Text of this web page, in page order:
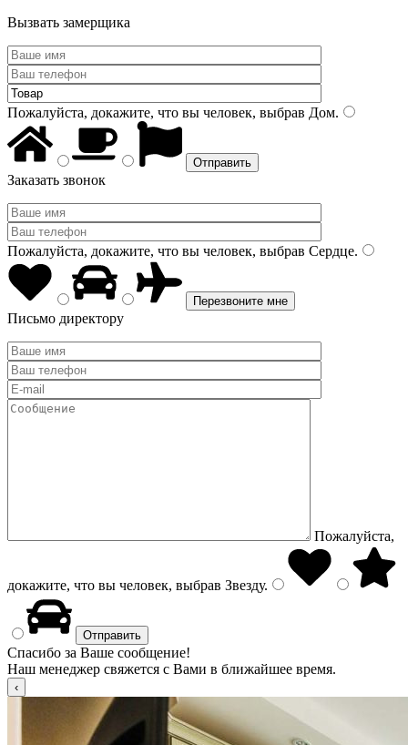
Вызвать замерщика
Пожалуйста, докажите, что вы человек, выбрав Дом.
Заказать звонок
Пожалуйста, докажите, что вы человек, выбрав Сердце.
Письмо директору
Пожалуйста,
докажите, что вы человек, выбрав Звезду.
Спасибо за Ваше сообщение!
Наш менеджер свяжется с Вами в ближайшее время.